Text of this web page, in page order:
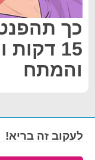
כך
15
והמתח
לעקוב זה בריא!